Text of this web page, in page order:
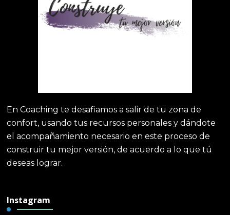
En Coaching te desafiamos a salir de tu zona de
confort, usando tus recursos personales y dándote
el acompañamiento necesario en este proceso de
construir tu mejor versión, de acuerdo a lo que tú
deseas lograr.
Instagram